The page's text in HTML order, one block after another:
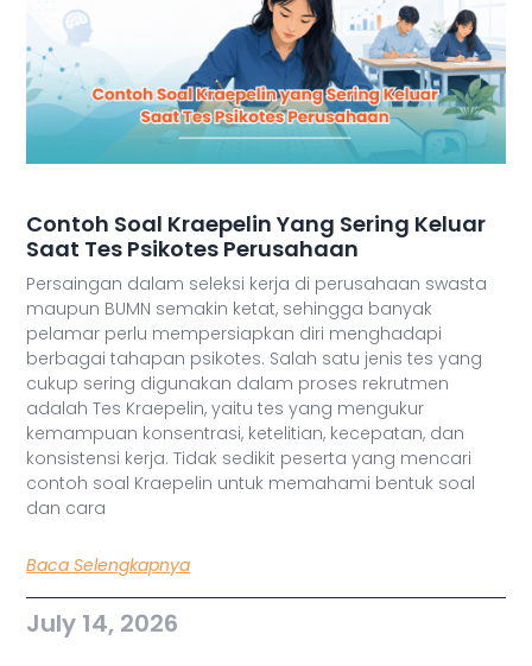
Contoh Soal Kraepelin Yang Sering Keluar
Saat Tes Psikotes Perusahaan
Persaingan dalam seleksi kerja di perusahaan swasta
maupun BUMN semakin ketat, sehingga banyak
pelamar perlu mempersiapkan diri menghadapi
berbagai tahapan psikotes. Salah satu jenis tes yang
cukup sering digunakan dalam proses rekrutmen
adalah Tes Kraepelin, yaitu tes yang mengukur
kemampuan konsentrasi, ketelitian, kecepatan, dan
konsistensi kerja. Tidak sedikit peserta yang mencari
contoh soal Kraepelin untuk memahami bentuk soal
dan cara
Baca Selengkapnya
July 14, 2026